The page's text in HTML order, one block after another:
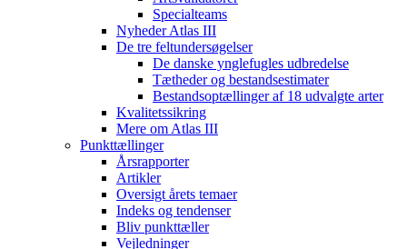
Specialteams
Nyheder Atlas III
De tre feltundersøgelser
De danske ynglefugles udbredelse
Tætheder og bestandsestimater
Bestandsoptællinger af 18 udvalgte arter
Kvalitetssikring
Mere om Atlas III
Punkttællinger
Årsrapporter
Artikler
Oversigt årets temaer
Indeks og tendenser
Bliv punkttæller
Vejledninger